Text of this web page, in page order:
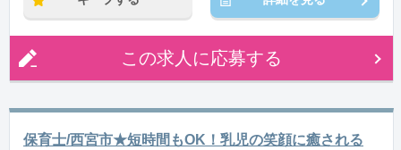
この求人に応募する
保育士/西宮市★短時間もOK！乳児の笑顔に癒される